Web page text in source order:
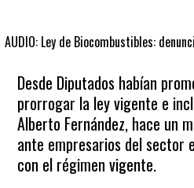
AUDIO: Ley de Biocombustibles:
Desde Diputados habían
prorrogar la ley vigente e
Alberto Fernández, hace un
ante empresarios del sector
con el régimen vigente.